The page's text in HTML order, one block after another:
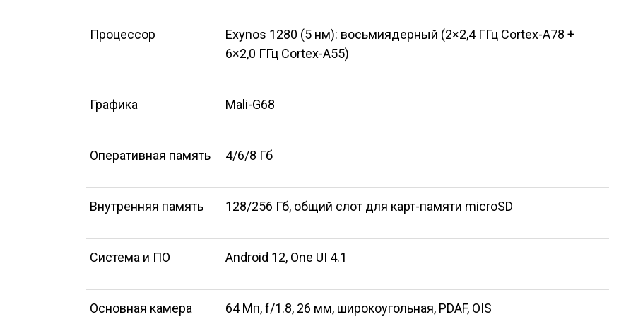
Процессор
Exynos 1280 (5 нм): восьмиядерный (2×2,4 ГГц Cortex-A78 +
6×2,0 ГГц Cortex-A55)
Графика Mali-G68
Оперативная память 4/6/8 Гб
Внутренняя память 128/256 Гб, общий слот для карт-памяти microSD
Система и ПО Android 12, One UI 4.1
Основная камера 64 Мп, f/1.8, 26 мм, широкоугольная, PDAF, OIS